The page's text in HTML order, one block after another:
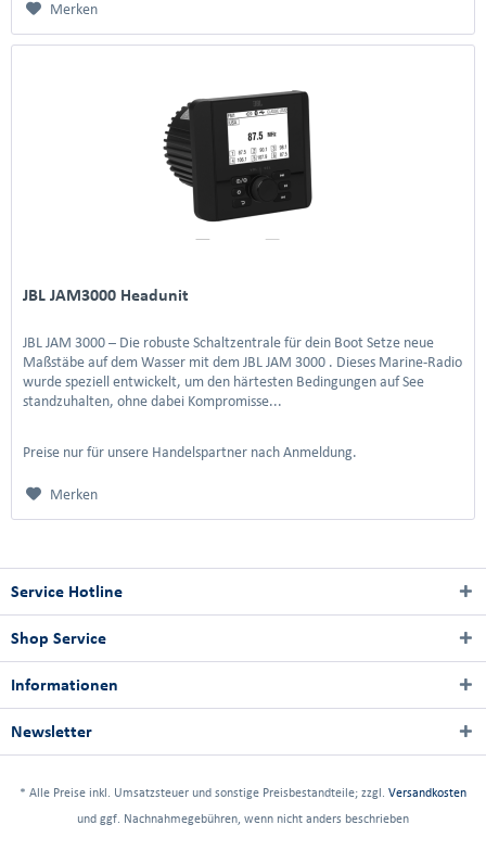
Merken
JBL JAM3000 Headunit
JBL JAM 3000 – Die robuste Schaltzentrale für dein Boot Setze neue
Maßstäbe auf dem Wasser mit dem JBL JAM 3000 . Dieses Marine-Radio
wurde speziell entwickelt, um den härtesten Bedingungen auf See
standzuhalten, ohne dabei Kompromisse...
Preise nur für unsere Handelspartner nach Anmeldung.
Merken
Service Hotline
Shop Service
Informationen
Newsletter
* Alle Preise inkl. Umsatzsteuer und sonstige Preisbestandteile; zzgl. Versandkosten
und ggf. Nachnahmegebühren, wenn nicht anders beschrieben